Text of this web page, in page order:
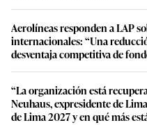
Aerolíneas responden a LAP
internacionales: “Una
desventaja competitiva de
“La organización está
Neuhaus, expresidente de
de Lima 2027 y en qué más